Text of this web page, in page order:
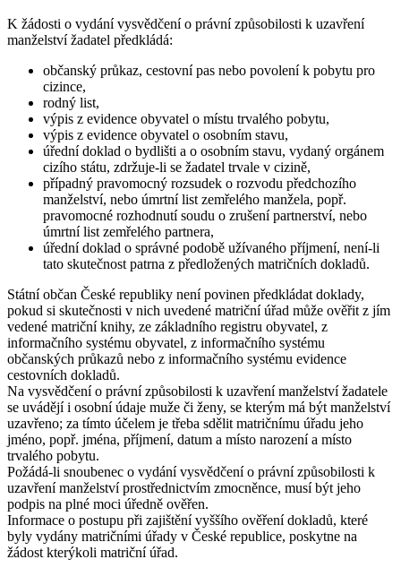
K žádosti o vydání vysvědčení o právní způsobilosti k uzavření
manželství žadatel předkládá:
občanský průkaz, cestovní pas nebo povolení k pobytu pro
cizince,
rodný list,
výpis z evidence obyvatel o místu trvalého pobytu,
výpis z evidence obyvatel o osobním stavu,
úřední doklad o bydlišti a o osobním stavu, vydaný orgánem
cizího státu, zdržuje-li se žadatel trvale v cizině,
případný pravomocný rozsudek o rozvodu předchozího
manželství, nebo úmrtní list zemřelého manžela, popř.
pravomocné rozhodnutí soudu o zrušení partnerství, nebo
úmrtní list zemřelého partnera,
úřední doklad o správné podobě užívaného příjmení, není-li
tato skutečnost patrna z předložených matričních dokladů.
Státní občan České republiky není povinen předkládat doklady,
pokud si skutečnosti v nich uvedené matriční úřad může ověřit z jím
vedené matriční knihy, ze základního registru obyvatel, z
informačního systému obyvatel, z informačního systému
občanských průkazů nebo z informačního systému evidence
cestovních dokladů.
Na vysvědčení o právní způsobilosti k uzavření manželství žadatele
se uvádějí i osobní údaje muže či ženy, se kterým má být manželství
uzavřeno; za tímto účelem je třeba sdělit matričnímu úřadu jeho
jméno, popř. jména, příjmení, datum a místo narození a místo
trvalého pobytu.
Požádá-li snoubenec o vydání vysvědčení o právní způsobilosti k
uzavření manželství prostřednictvím zmocněnce, musí být jeho
podpis na plné moci úředně ověřen.
Informace o postupu při zajištění vyššího ověření dokladů, které
byly vydány matričními úřady v České republice, poskytne na
žádost kterýkoli matriční úřad.